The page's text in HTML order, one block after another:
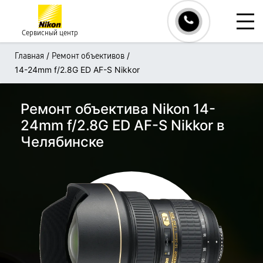
Сервисный центр
Главная / Ремонт объективов /
14-24mm f/2.8G ED AF-S Nikkor
Ремонт объектива Nikon 14-
24mm f/2.8G ED AF-S Nikkor в
Челябинске